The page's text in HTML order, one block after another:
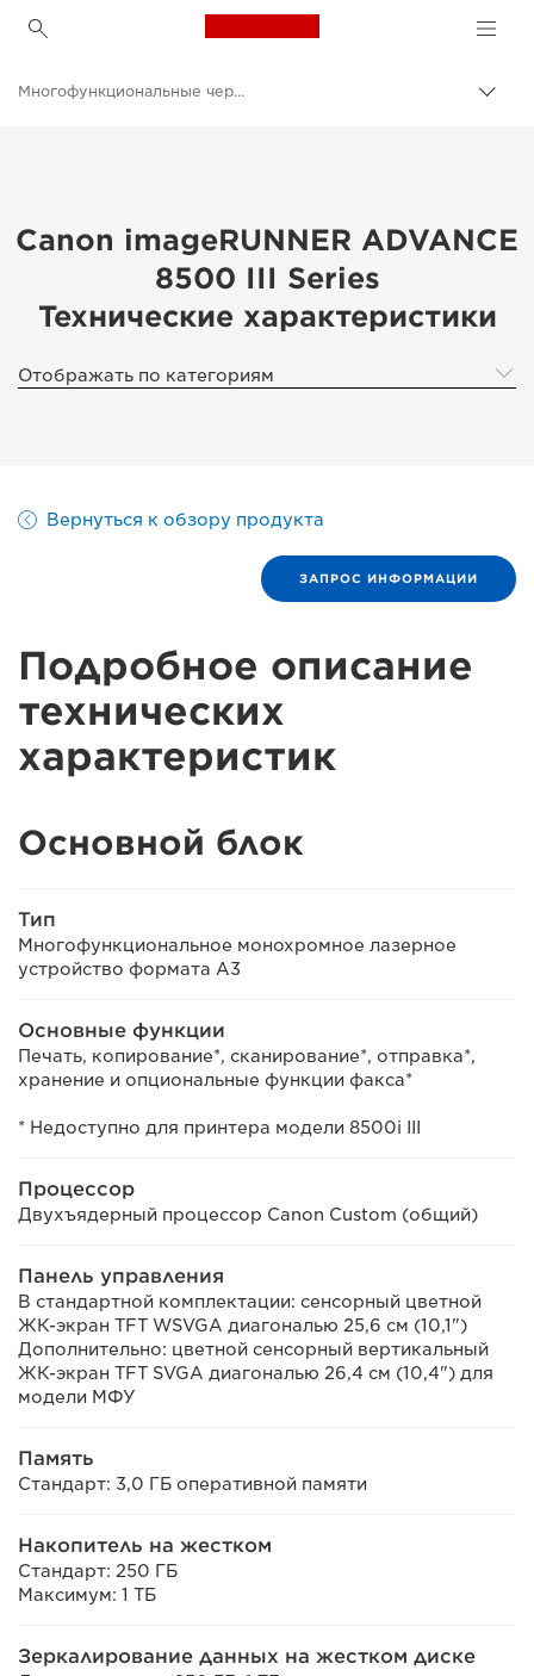
Canon Logo, back to
Продукты и решения для бизнеса
Принтеры и факсимильные аппараты для бизнеса
Многофункциональные принтеры - Принтеры «Все в одном»
Многофункциональные черно-белые принтеры
Canon imageRUNNER ADVANCE
8500 III Series
Технические характеристики
Отображать по категориям
Вернуться к обзору продукта
ЗАПРОС ИНФОРМАЦИИ
Подробное описание
технических
характеристик
Основной блок
Тип
Многофункциональное монохромное лазерное
устройство формата A3
Основные функции
Печать, копирование*, сканирование*, отправка*,
хранение и опциональные функции факса*
* Недоступно для принтера модели 8500i III
Процессор
Двухъядерный процессор Canon Custom (общий)
Панель управления
В стандартной комплектации: сенсорный цветной
ЖК-экран TFT WSVGA диагональю 25,6 см (10,1")
Дополнительно: цветной сенсорный вертикальный
ЖК-экран TFT SVGA диагональю 26,4 см (10,4") для
модели МФУ
Память
Стандарт: 3,0 ГБ оперативной памяти
Накопитель на жестком
Стандарт: 250 ГБ
Максимум: 1 ТБ
Зеркалирование данных на жестком диске